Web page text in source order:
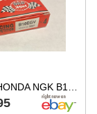
SET OF 4 HONDA NGK B10EGV Spark Plugs